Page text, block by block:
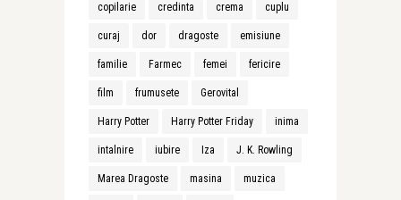
copilarie credinta crema cuplu
curaj dor dragoste emisiune
familie Farmec femei fericire
film frumusete Gerovital
Harry Potter Harry Potter Friday inima
intalnire iubire Iza J. K. Rowling
Marea Dragoste masina muzica